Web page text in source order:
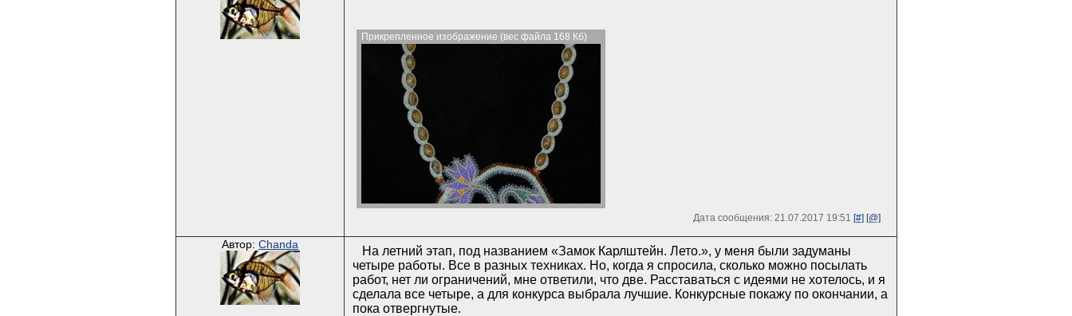
Прикрепленное изображение (вес файла 168 Кб)
Дата сообщения: 21.07.2017 19:51 [#] [@]
Автор: Chanda
На летний этап, под названием «Замок Карлштейн. Лето.», у меня были задуманы
четыре работы. Все в разных техниках. Но, когда я спросила, сколько можно посылать
работ, нет ли ограничений, мне ответили, что две. Расставаться с идеями не хотелось, и я
сделала все четыре, а для конкурса выбрала лучшие. Конкурсные покажу по окончании, а
пока отвергнутые.